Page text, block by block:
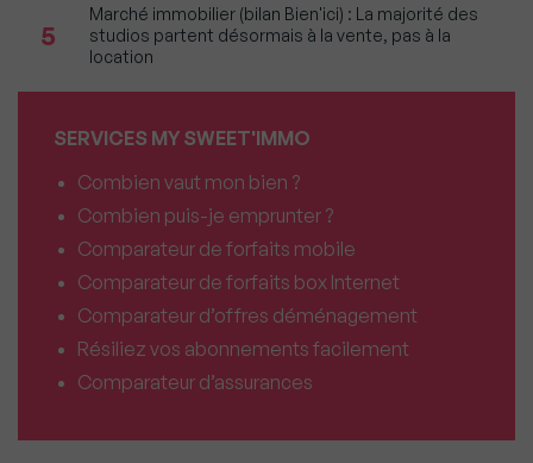
5
Marché immobilier (bilan Bien'ici) : La majorité des
studios partent désormais à la vente, pas à la
location
SERVICES MY SWEET'IMMO
Combien vaut mon bien ?
Combien puis-je emprunter ?
Comparateur de forfaits mobile
Comparateur de forfaits box Internet
Comparateur d’offres déménagement
Résiliez vos abonnements facilement
Comparateur d’assurances